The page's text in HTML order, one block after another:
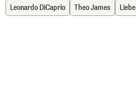
Leonardo DiCaprio Theo James Liebe